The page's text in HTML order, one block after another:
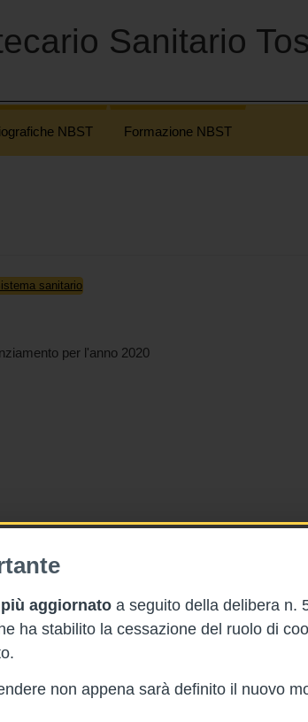
aggiornato a seguito della delibera n.
ha stabilito la cessazione del ruolo di
non appena sarà definito il nuovo
Sanitario
NBST Formazione NBST
sanitario
per l'anno 2020